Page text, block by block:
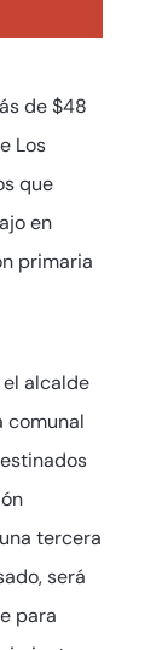
de $48
Los
que
en
primaria
alcalde
comunal
tercera
será
para